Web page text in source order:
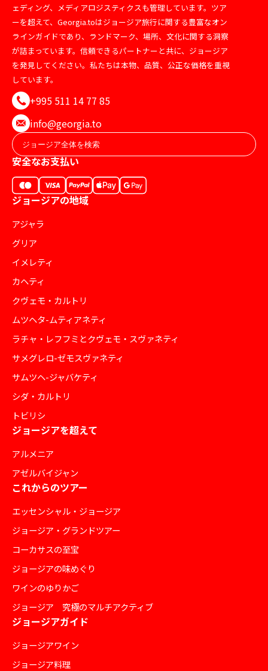
ェディング、メディアロジスティクスも管理しています。ツア
ーを超えて、Georgia.toはジョージア旅行に関する豊富なオン
ラインガイドであり、ランドマーク、場所、文化に関する洞察
が詰まっています。信頼できるパートナーと共に、ジョージア
を発見してください。私たちは本物、品質、公正な価格を重視
しています。
+995 511 14 77 85
info@georgia.to
安全なお支払い
ジョージアの地域
アジャラ
グリア
イメレティ
カヘティ
クヴェモ・カルトリ
ムツヘタ-ムティアネティ
ラチャ・レフフミとクヴェモ・スヴァネティ
サメグレロ-ゼモスヴァネティ
サムツヘ-ジャバケティ
シダ・カルトリ
トビリシ
ジョージアを超えて
アルメニア
アゼルバイジャン
これからのツアー
エッセンシャル・ジョージア
ジョージア・グランドツアー
コーカサスの至宝
ジョージアの味めぐり
ワインのゆりかご
ジョージア 究極のマルチアクティブ
ジョージアガイド
ジョージアワイン
ジョージア料理